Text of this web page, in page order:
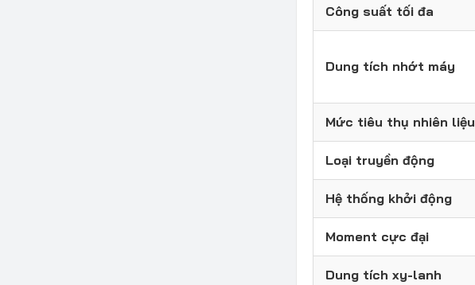
Công suất tối đa
Dung tích nhớt máy
Mức tiêu thụ nhiên liệu
Loại truyền động
Hệ thống khởi động
Moment cực đại
Dung tích xy-lanh